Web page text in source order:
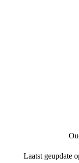
Laatst geupdate